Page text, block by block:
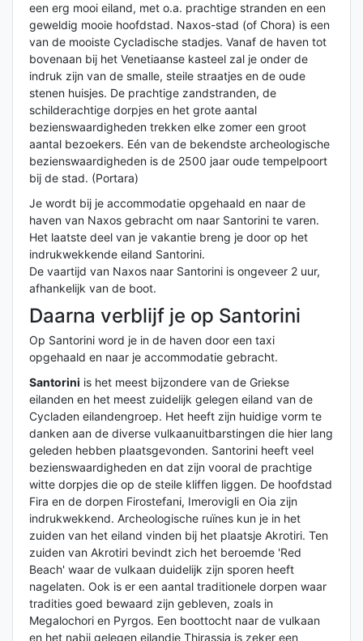
een erg mooi eiland, met o.a. prachtige stranden en een
geweldig mooie hoofdstad. Naxos-stad (of Chora) is een
van de mooiste Cycladische stadjes. Vanaf de haven tot
bovenaan bij het Venetiaanse kasteel zal je onder de
indruk zijn van de smalle, steile straatjes en de oude
stenen huisjes. De prachtige zandstranden, de
schilderachtige dorpjes en het grote aantal
bezienswaardigheden trekken elke zomer een groot
aantal bezoekers. Eén van de bekendste archeologische
bezienswaardigheden is de 2500 jaar oude tempelpoort
bij de stad. (Portara)
Je wordt bij je accommodatie opgehaald en naar de
haven van Naxos gebracht om naar Santorini te varen.
Het laatste deel van je vakantie breng je door op het
indrukwekkende eiland Santorini.
De vaartijd van Naxos naar Santorini is ongeveer 2 uur,
afhankelijk van de boot.
Daarna verblijf je op Santorini
Op Santorini word je in de haven door een taxi
opgehaald en naar je accommodatie gebracht.
Santorini is het meest bijzondere van de Griekse
eilanden en het meest zuidelijk gelegen eiland van de
Cycladen eilandengroep. Het heeft zijn huidige vorm te
danken aan de diverse vulkaanuitbarstingen die hier lang
geleden hebben plaatsgevonden. Santorini heeft veel
bezienswaardigheden en dat zijn vooral de prachtige
witte dorpjes die op de steile kliffen liggen. De hoofdstad
Fira en de dorpen Firostefani, Imerovigli en Oia zijn
indrukwekkend. Archeologische ruïnes kun je in het
zuiden van het eiland vinden bij het plaatsje Akrotiri. Ten
zuiden van Akrotiri bevindt zich het beroemde 'Red
Beach' waar de vulkaan duidelijk zijn sporen heeft
nagelaten. Ook is er een aantal traditionele dorpen waar
tradities goed bewaard zijn gebleven, zoals in
Megalochori en Pyrgos. Een boottocht naar de vulkaan
en het nabij gelegen eilandje Thirassia is zeker een